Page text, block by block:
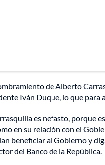
de Alberto
Iván Duque, lo que para
es nefasto, porque
en su relación con el
beneficiar al Gobierno y
del Banco de la República.